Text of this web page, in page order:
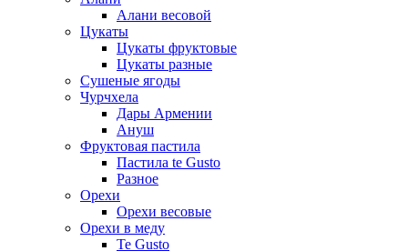
Алани весовой
Цукаты
Цукаты фруктовые
Цукаты разные
Сушеные ягоды
Чурчхела
Дары Армении
Ануш
Фруктовая пастила
Пастила te Gusto
Разное
Орехи
Орехи весовые
Орехи в меду
Te Gusto